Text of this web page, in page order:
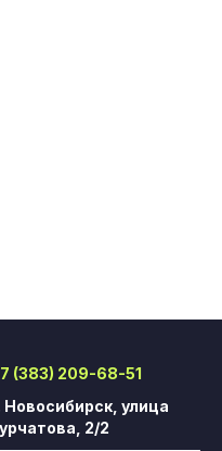
(383) 209-68-51
Новосибирск, улица
2/2